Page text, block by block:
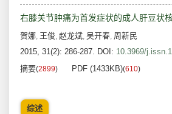
右膝关节肿痛为首发症状的成人肝豆状
贺娜, 王俊, 赵龙斌, 吴开春, 周新民
2015, 31(2): 286-287. DOI: 10.3969/
摘要(2899) PDF (1433KB)(610)
综述